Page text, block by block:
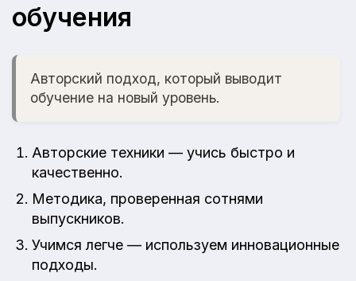
обучения
Авторский подход, который выводит
обучение на новый уровень.
Авторские техники — учись быстро и
качественно.
Методика, проверенная сотнями
выпускников.
Учимся легче — используем инновационные
подходы.